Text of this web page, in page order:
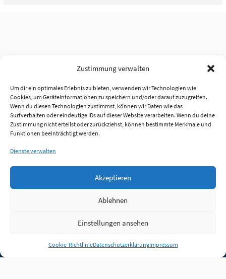
Zustimmung verwalten
Um dir ein optimales Erlebnis zu bieten, verwenden wir Technologien wie
Cookies, um Geräteinformationen zu speichern und/oder darauf zuzugreifen.
Wenn du diesen Technologien zustimmst, können wir Daten wie das
Surfverhalten oder eindeutige IDs auf dieser Website verarbeiten. Wenn du deine
Zustimmung nicht erteilst oder zurückziehst, können bestimmte Merkmale und
Funktionen beeinträchtigt werden.
Dienste verwalten
Akzeptieren
Ablehnen
Einstellungen ansehen
Cookie-RichtlinieDatenschutzerklärungImpressum
Anmelden
Jobs Partner FAQ Quellen